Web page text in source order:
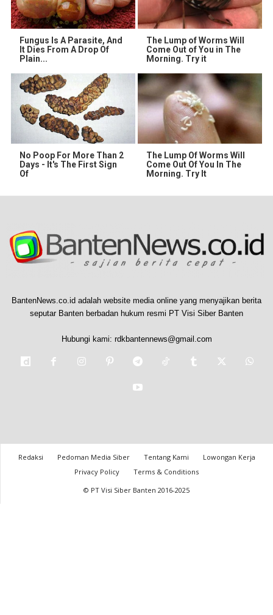
Fungus Is A Parasite, And
It Dies From A Drop Of
Plain...
The Lump of Worms Will
Come Out of You in The
Morning. Try it
No Poop For More Than 2
Days - It's The First Sign
Of
The Lump Of Worms Will
Come Out Of You In The
Morning. Try It
BantenNews.co.id adalah website media online yang menyajikan berita
seputar Banten berbadan hukum resmi PT Visi Siber Banten
Hubungi kami: rdkbantennews@gmail.com
Redaksi Pedoman Media Siber Tentang Kami
Lowongan Kerja
Privacy Policy
Terms & Conditions
© PT Visi Siber Banten 2016-2025